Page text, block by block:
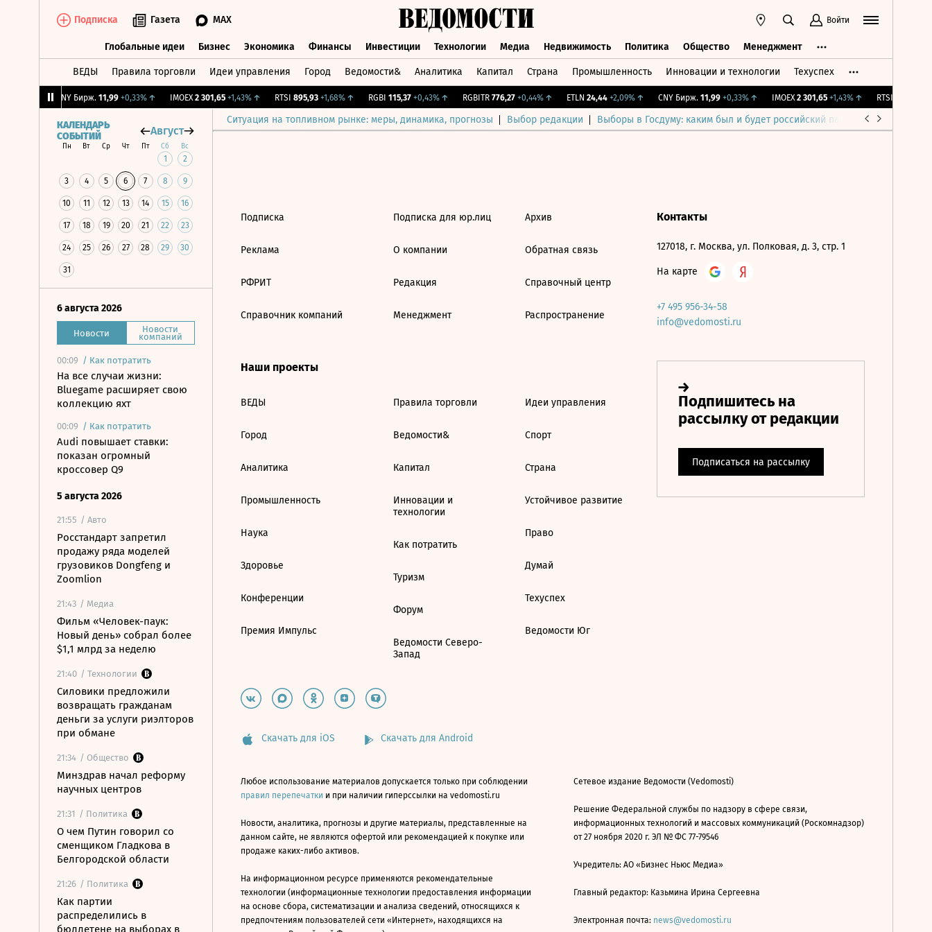
Подписка Газета MAX Войти
Глобальные идеи Бизнес Экономика Финансы Инвестиции Технологии Медиа Недвижимость Политика Общество Менеджмент
ВЕДЫ Правила торговли Идеи управления Город Ведомости& Аналитика Капитал Страна Промышленность Инновации и технологии Техуспех
CNY Бирж. 11,99 +0,33%↑ IMOEX 2 301,65 +1,43%↑ RTSI 895,93 +1,68%↑ RGBI 115,37 +0,43%↑ RGBITR 776,27 +0,44%↑ ETLN 24,44 +2,09%↑ CNY Бирж. 11,99 +0,33%↑ IMOEX 2 301,65 +1,43%↑ RTSI 895,93
Ситуация на топливном рынке: меры, динамика, прогнозы Выбор редакции Выборы в Госдуму: каким был и будет российский парламент
КАЛЕНДАРЬ
СОБЫТИЙ
Август
Пн Вт Ср Чт Пт Сб Вс
1 2
3 4 5 6 7 8 9
10 11 12 13 14 15 16
17 18 19 20 21 22 23
24 25 26 27 28 29 30
31
6 августа 2026
Новости Новости
компаний
00:09 / Как потратить
На все случаи жизни:
Bluegame расширяет свою
коллекцию яхт
00:09 / Как потратить
Audi повышает ставки:
показан огромный
кроссовер Q9
5 августа 2026
21:55 / Авто
Росстандарт запретил
продажу ряда моделей
грузовиков Dongfeng и
Zoomlion
21:43 / Медиа
Фильм «Человек-паук:
Новый день» собрал более
$1,1 млрд за неделю
21:40 / Технологии
Силовики предложили
возвращать гражданам
деньги за услуги риэлторов
при обмане
21:34 / Общество
Минздрав начал реформу
научных центров
21:31 / Политика
О чем Путин говорил со
сменщиком Гладкова в
Белгородской области
21:26 / Политика
Как партии
распределились в
бюллетене на выборах в
Подписка
Реклама
РФРИТ
Справочник компаний
Подписка для юр.лиц
О компании
Редакция
Менеджмент
Архив
Обратная связь
Справочный центр
Распространение
Наши проекты
ВЕДЫ
Город
Аналитика
Промышленность
Наука
Здоровье
Конференции
Премия Импульс
Правила торговли
Ведомости&
Капитал
Инновации и
технологии
Как потратить
Туризм
Форум
Ведомости Северо-
Запад
Идеи управления
Спорт
Страна
Устойчивое развитие
Право
Думай
Техуспех
Ведомости Юг
Контакты
127018, г. Москва, ул. Полковая, д. 3, стр. 1
На карте
+7 495 956-34-58
info@vedomosti.ru
Скачать для iOS Скачать для Android
Любое использование материалов допускается только при соблюдении
правил перепечатки и при наличии гиперссылки на vedomosti.ru
Новости, аналитика, прогнозы и другие материалы, представленные на
данном сайте, не являются офертой или рекомендацией к покупке или
продаже каких-либо активов.
На информационном ресурсе применяются рекомендательные
технологии (информационные технологии предоставления информации
на основе сбора, систематизации и анализа сведений, относящихся к
предпочтениям пользователей сети «Интернет», находящихся на
Сетевое издание Ведомости (Vedomosti)
Решение Федеральной службы по надзору в сфере связи,
информационных технологий и массовых коммуникаций (Роскомнадзор)
от 27 ноября 2020 г. ЭЛ № ФС 77-79546
Учредитель: АО «Бизнес Ньюс Медиа»
Главный редактор: Казьмина Ирина Сергеевна
Электронная почта: news@vedomosti.ru